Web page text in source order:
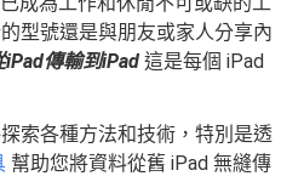
型號還是與朋友或家人分享內
傳輸到iPad 這是每個 iPad
索各種方法和技術，特別是透
幫助您將資料從舊 iPad 無縫傳